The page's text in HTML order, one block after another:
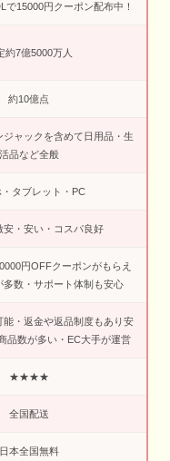
で15000円クーポン配布中！
約7億5000万人
約10億点
ジャックを含めて日用品・生
活品など全般
・タブレット・PC
安・安い・コスパ良好
円OFFクーポンがもらえ
多数・サポート体制も安心
能・返金や返品制度もあり安
品数が多い・EC大手が運営
★★★★
全国配送
日本全国無料